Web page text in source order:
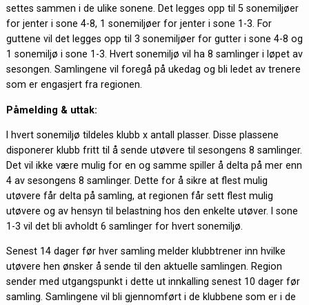
settes sammen i de ulike sonene. Det legges opp til 5 sonemiljøer
for jenter i sone 4-8, 1 sonemiljøer for jenter i sone 1-3. For
guttene vil det legges opp til 3 sonemiljøer for gutter i sone 4-8 og
1 sonemiljø i sone 1-3. Hvert sonemiljø vil ha 8 samlinger i løpet av
sesongen. Samlingene vil foregå på ukedag og bli ledet av trenere
som er engasjert fra regionen.
Påmelding & uttak:
I hvert sonemiljø tildeles klubb x antall plasser. Disse plassene
disponerer klubb fritt til å sende utøvere til sesongens 8 samlinger.
Det vil ikke være mulig for en og samme spiller å delta på mer enn
4 av sesongens 8 samlinger. Dette for å sikre at flest mulig
utøvere får delta på samling, at regionen får sett flest mulig
utøvere og av hensyn til belastning hos den enkelte utøver. I sone
1-3 vil det bli avholdt 6 samlinger for hvert sonemiljø.
Senest 14 dager før hver samling melder klubbtrener inn hvilke
utøvere hen ønsker å sende til den aktuelle samlingen. Region
sender med utgangspunkt i dette ut innkalling senest 10 dager før
samling. Samlingene vil bli gjennomført i de klubbene som er i de